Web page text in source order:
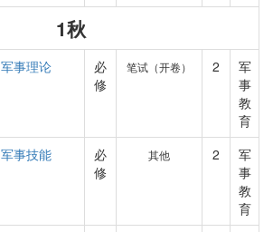
1秋
军事理论
必
修
笔试（开卷） 2
军
事
教
育
军事技能
必
修
其他 2
军
事
教
育